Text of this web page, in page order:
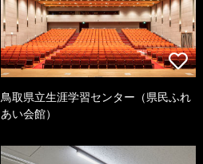
鳥取県立生涯学習センター（県民ふれ
あい会館）